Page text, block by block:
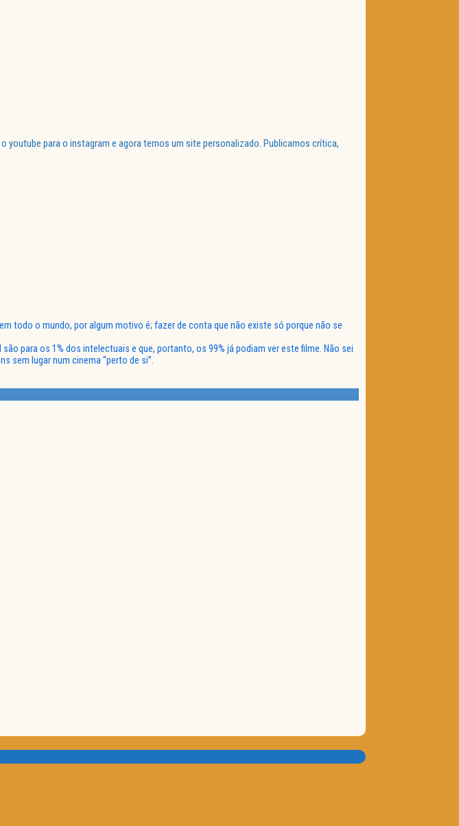
para o instagram e agora temos um site personalizado. Publicamos crítica,
todo o mundo, por algum motivo é; fazer de conta que não existe só porque não se
para os 1% dos intelectuais e que, portanto, os 99% já podiam ver este filme. Não sei
sem lugar num cinema “perto de si”.